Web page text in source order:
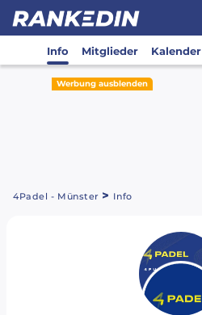
Info Mitglieder Kalender
Werbung ausblenden
4Padel - Münster > Info